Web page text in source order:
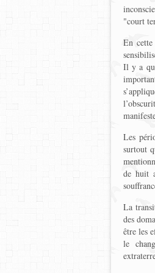
"court
En
Il y a
Les
surtout
de huit
La
des
être les
le